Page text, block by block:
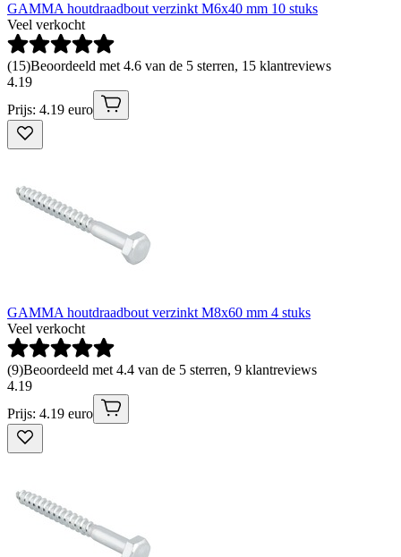
GAMMA houtdraadbout verzinkt M6x40 mm 10 stuks
Veel verkocht
(15)Beoordeeld met 4.6 van de 5 sterren, 15 klantreviews
4.19
Prijs: 4.19 euro
GAMMA houtdraadbout verzinkt M8x60 mm 4 stuks
Veel verkocht
(9)Beoordeeld met 4.4 van de 5 sterren, 9 klantreviews
4.19
Prijs: 4.19 euro